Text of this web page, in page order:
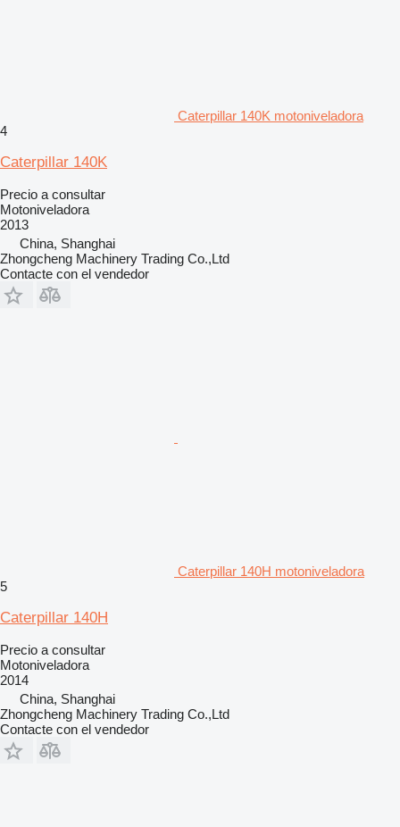
Caterpillar 140K motoniveladora
4
Caterpillar 140K
Precio a consultar
Motoniveladora
2013
China, Shanghai
Zhongcheng Machinery Trading Co.,Ltd
Contacte con el vendedor
Caterpillar 140H motoniveladora
5
Caterpillar 140H
Precio a consultar
Motoniveladora
2014
China, Shanghai
Zhongcheng Machinery Trading Co.,Ltd
Contacte con el vendedor